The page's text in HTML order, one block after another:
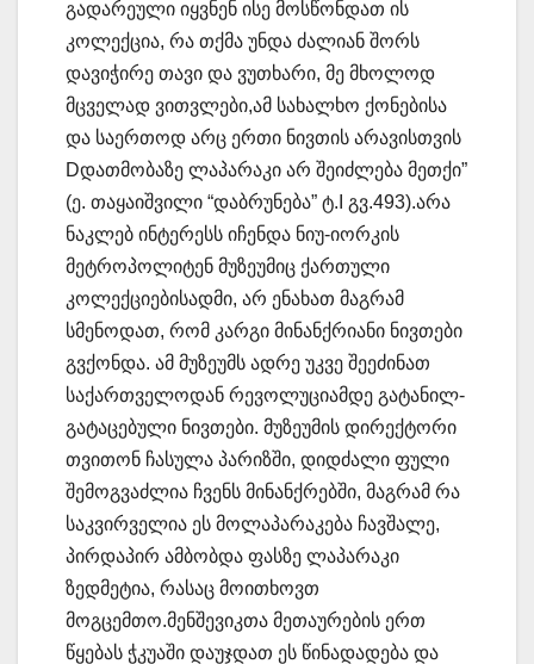
გადარეული იყვნენ ისე მოსწონდათ ის
კოლექცია, რა თქმა უნდა ძალიან შორს
დავიჭირე თავი და ვუთხარი, მე მხოლოდ
მცველად ვითვლები,ამ სახალხო ქონებისა
და საერთოდ არც ერთი ნივთის არავისთვის
Dდათმობაზე ლაპარაკი არ შეიძლება მეთქი”
(ე. თაყაიშვილი “დაბრუნება” ტ.I გვ.493).არა
ნაკლებ ინტერესს იჩენდა ნიუ-იორკის
მეტროპოლიტენ მუზეუმიც ქართული
კოლექციებისადმი, არ ენახათ მაგრამ
სმენოდათ, რომ კარგი მინანქრიანი ნივთები
გვქონდა. ამ მუზეუმს ადრე უკვე შეეძინათ
საქართველოდან რევოლუციამდე გატანილ-
გატაცებული ნივთები. მუზეუმის დირექტორი
თვითონ ჩასულა პარიზში, დიდძალი ფული
შემოგვაძლია ჩვენს მინანქრებში, მაგრამ რა
საკვირველია ეს მოლაპარაკება ჩავშალე,
პირდაპირ ამბობდა ფასზე ლაპარაკი
ზედმეტია, რასაც მოითხოვთ
მოგცემთო.მენშევიკთა მეთაურების ერთ
წყებას ჭკუაში დაუჯდათ ეს წინადადება და